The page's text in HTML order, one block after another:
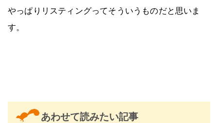
やっぱりリスティングってそういうものだと思いま
す。
あわせて読みたい記事